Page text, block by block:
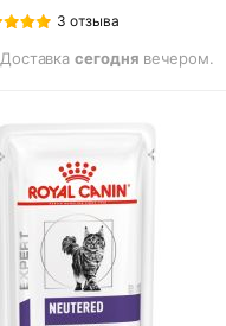
3 отзыва
Доставкасегодня вечером.